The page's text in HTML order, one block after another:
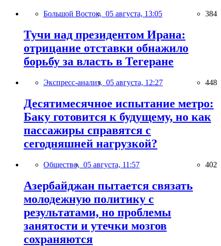
Большой Восток, 05 августа, 13:05 384
Тучи над президентом Ирана:
отрицание отставки обнажило
борьбу за власть в Тегеране
Экспресс-анализ, 05 августа, 12:27 448
Десятимесячное испытание метро:
Баку готовится к будущему, но как
пассажиры справятся с
сегодняшней нагрузкой?
Общество, 05 августа, 11:57 402
Азербайджан пытается связать
молодежную политику с
результатами, но проблемы
занятости и утечки мозгов
сохраняются